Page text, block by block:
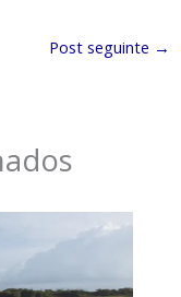
Post seguinte →